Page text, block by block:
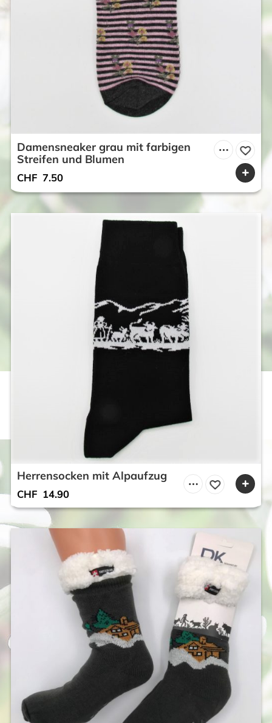
Damensneaker grau mit farbigen
Streifen und Blumen
CHF 7.50
Herrensocken mit Alpaufzug
CHF 14.90